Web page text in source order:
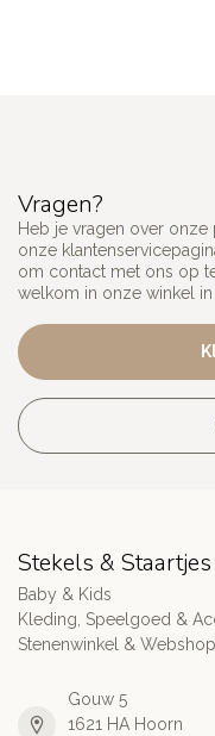
Vragen?
Heb je vragen over
onze
om contact met ons op
welkom in onze winkel in
Stekels & Staartjes
Baby & Kids
Kleding, Speelgoed &
Stenenwinkel & Webshop
Gouw 5
1621 HA Hoorn